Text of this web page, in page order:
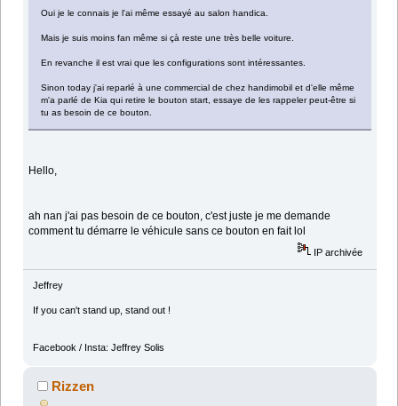
Oui je le connais je l'ai même essayé au salon handica.
Mais je suis moins fan même si çà reste une très belle voiture.
En revanche il est vrai que les configurations sont intéressantes.
Sinon today j'ai reparlé à une commercial de chez handimobil et d'elle même
m'a parlé de Kia qui retire le bouton start, essaye de les rappeler peut-être si
tu as besoin de ce bouton.
Hello,
ah nan j'ai pas besoin de ce bouton, c'est juste je me demande
comment tu démarre le véhicule sans ce bouton en fait lol
IP archivée
Jeffrey
If you can't stand up, stand out !
Facebook / Insta: Jeffrey Solis
Rizzen